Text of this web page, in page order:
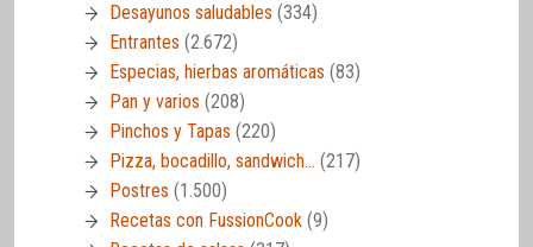
Desayunos saludables (334)
Entrantes (2.672)
Especias, hierbas aromáticas (83)
Pan y varios (208)
Pinchos y Tapas (220)
Pizza, bocadillo, sandwich… (217)
Postres (1.500)
Recetas con FussionCook (9)